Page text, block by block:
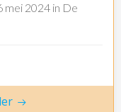
mei 2024 in De